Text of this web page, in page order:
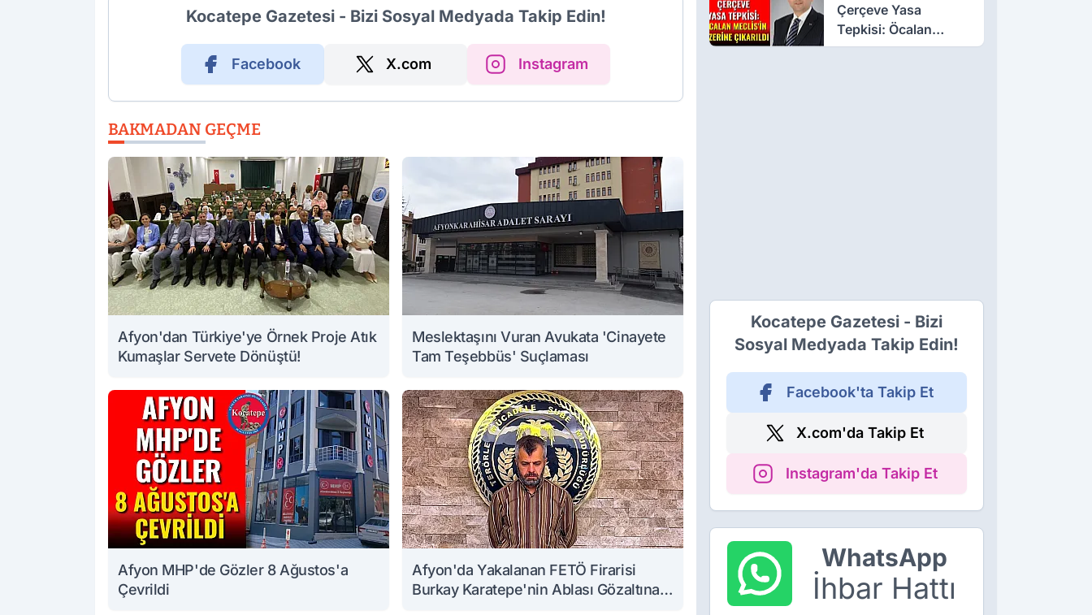
Kocatepe Gazetesi - Bizi Sosyal Medyada Takip Edin!
Facebook X.com Instagram
BAKMADAN GEÇME
Afyon'dan Türkiye'ye Örnek Proje Atık
Kumaşlar Servete Dönüştü!
Meslektaşını Vuran Avukata 'Cinayete
Tam Teşebbüs' Suçlaması
Afyon MHP'de Gözler 8 Ağustos'a
Çevrildi
Afyon'da Yakalanan FETÖ Firarisi
Burkay Karatepe'nin Ablası Gözaltına
Çerçeve Yasa
Tepkisi: Öcalan
Meclis'in Üzerine
Kocatepe Gazetesi - Bizi
Sosyal Medyada Takip Edin!
Facebook'ta Takip Et
X.com'da Takip Et
Instagram'da Takip Et
WhatsApp
İhbar Hattı